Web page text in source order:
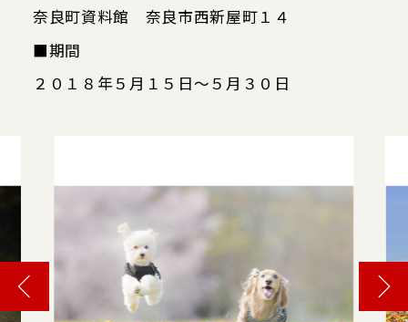
Google map
奈良町資料館 奈良市西新屋町１４
■期間
２０１８年５月１５日～５月３０日